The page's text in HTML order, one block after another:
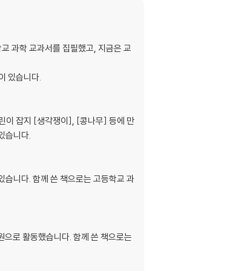
과학 교과서를 집필했고, 지금은 교
있습니다.
이 잡지 [생각쟁이], [콩나무] 등에 만
습니다.
습니다. 함께 쓴 책으로는 고등학교 과
로 활동했습니다. 함께 쓴 책으로는